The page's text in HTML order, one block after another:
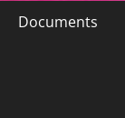
Documents